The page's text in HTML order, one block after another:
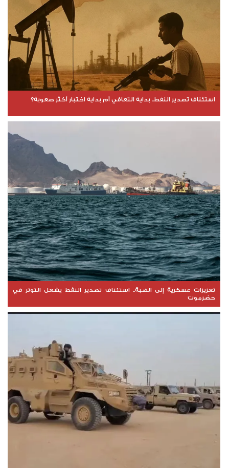
استئناف تصدير النفط.. بداية التعافي أم بداية اختبار أكثر صعوبة؟
تعزيزات عسكرية إلى الضبة.. استئناف تصدير النفط يشعل التوتر في
حضرموت